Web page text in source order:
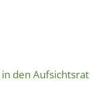
den Aufsichtsrat